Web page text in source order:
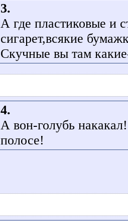
3.
А где пластиковые и
сигарет,всякие
Скучные вы там
4.
А вон-голубь
полосе!